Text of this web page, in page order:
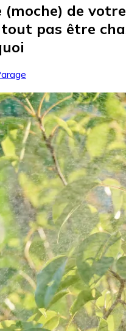
(moche) de
pas être